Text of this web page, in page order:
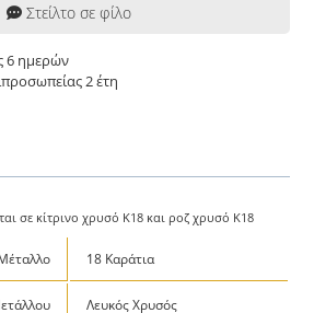
Στείλτο σε φίλο
6 ημερών
2 έτη
σε κίτρινο χρυσό Κ18 και ροζ χρυσό Κ18
18 Καράτια
Λευκός Χρυσός